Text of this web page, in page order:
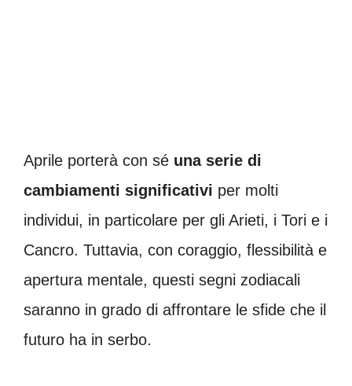
Aprile porterà con sé una serie di
cambiamenti significativi per molti
individui, in particolare per gli Arieti, i Tori e i
Cancro. Tuttavia, con coraggio, flessibilità e
apertura mentale, questi segni zodiacali
saranno in grado di affrontare le sfide che il
futuro ha in serbo.